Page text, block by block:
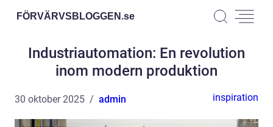
FÖRVÄRVSBLOGGEN.se
Industriautomation: En revolution
inom modern produktion
30 oktober 2025 admin inspiration